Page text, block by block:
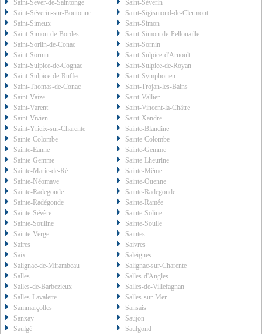
Saint-Sever-de-Saintonge
Saint-Séverin
Saint-Séverin-sur-Boutonne
Saint-Sigismond-de-Clermont
Saint-Simeux
Saint-Simon
Saint-Simon-de-Bordes
Saint-Simon-de-Pellouaille
Saint-Sorlin-de-Conac
Saint-Sornin
Saint-Sornin
Saint-Sulpice-d'Arnoult
Saint-Sulpice-de-Cognac
Saint-Sulpice-de-Royan
Saint-Sulpice-de-Ruffec
Saint-Symphorien
Saint-Thomas-de-Conac
Saint-Trojan-les-Bains
Saint-Vaize
Saint-Vallier
Saint-Varent
Saint-Vincent-la-Châtre
Saint-Vivien
Saint-Xandre
Saint-Yrieix-sur-Charente
Sainte-Blandine
Sainte-Colombe
Sainte-Colombe
Sainte-Eanne
Sainte-Gemme
Sainte-Gemme
Sainte-Lheurine
Sainte-Marie-de-Ré
Sainte-Même
Sainte-Néomaye
Sainte-Ouenne
Sainte-Radegonde
Sainte-Radegonde
Sainte-Radégonde
Sainte-Ramée
Sainte-Sévère
Sainte-Soline
Sainte-Souline
Sainte-Soulle
Sainte-Verge
Saintes
Saires
Saivres
Saix
Saleignes
Salignac-de-Mirambeau
Salignac-sur-Charente
Salles
Salles-d'Angles
Salles-de-Barbezieux
Salles-de-Villefagnan
Salles-Lavalette
Salles-sur-Mer
Sammarçolles
Sansais
Sanxay
Saujon
Saulgé
Saulgond